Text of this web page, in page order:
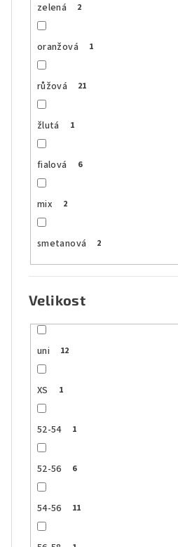
zelená 2
oranžová 1
růžová 21
žlutá 1
fialová 6
mix 2
smetanová 2
Velikost
uni 12
XS 1
52-54 1
52-56 6
54-56 11